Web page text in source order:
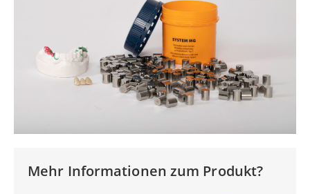
Mehr Informationen zum Produkt?